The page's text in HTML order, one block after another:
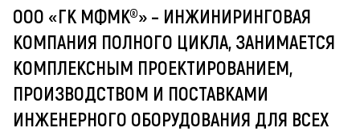
ООО «ГК МФМК®» – ИНЖИНИРИНГОВАЯ
КОМПАНИЯ ПОЛНОГО ЦИКЛА, ЗАНИМАЕТСЯ
КОМПЛЕКСНЫМ ПРОЕКТИРОВАНИЕМ,
ПРОИЗВОДСТВОМ И ПОСТАВКАМИ
ИНЖЕНЕРНОГО ОБОРУДОВАНИЯ ДЛЯ ВСЕХ